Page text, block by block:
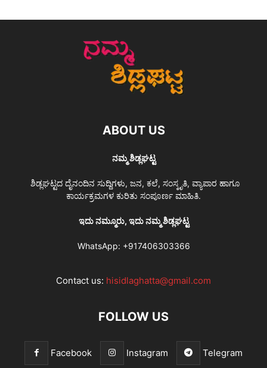
ABOUT US
ನಮ್ಮ ಶಿಡ್ಲಘಟ್ಟ
ಶಿಡ್ಲಘಟ್ಟದ ದೈನಂದಿನ ಸುದ್ದಿಗಳು, ಜನ, ಕಲೆ, ಸಂಸ್ಕೃತಿ, ವ್ಯಾಪಾರ ಹಾಗೂ
ಕಾರ್ಯಕ್ರಮಗಳ ಕುರಿತು ಸಂಪೂರ್ಣ ಮಾಹಿತಿ.
ಇದು ನಮ್ಮೂರು, ಇದು ನಮ್ಮ ಶಿಡ್ಲಘಟ್ಟ
WhatsApp: +917406303366
Contact us: hisidlaghatta@gmail.com
FOLLOW US
Facebook Instagram Telegram